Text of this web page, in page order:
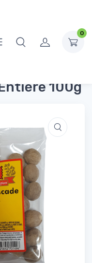
0
100g